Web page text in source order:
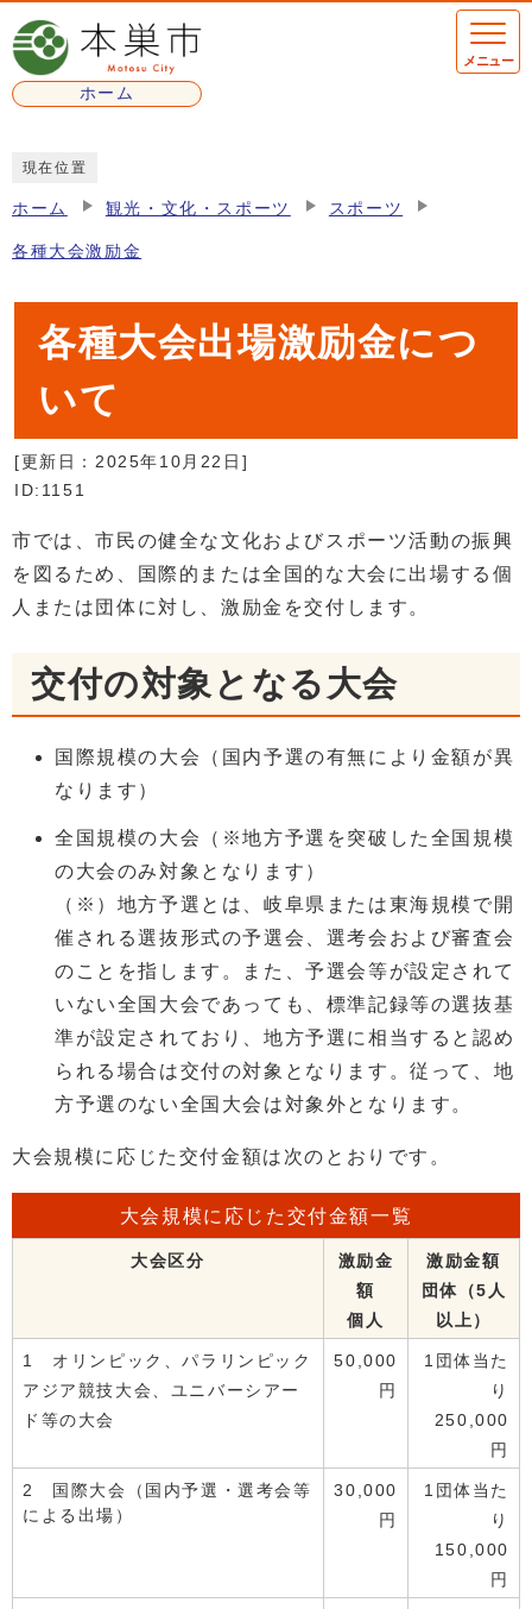
ページの先頭です
ホーム
メニュー
現在位置
ホーム 観光・文化・スポーツ スポーツ
各種大会激励金
各種大会出場激励金につ
いて
[更新日： 2025年10月22日 ]
ID:1151
市では、市民の健全な文化およびスポーツ活動の振興
を図るため、国際的または全国的な大会に出場する個
人または団体に対し、激励金を交付します。
交付の対象となる大会
国際規模の大会（国内予選の有無により金額が異
なります）
全国規模の大会（※地方予選を突破した全国規模
の大会のみ対象となります）
（※）地方予選とは、岐阜県または東海規模で開
催される選抜形式の予選会、選考会および審査会
のことを指します。また、予選会等が設定されて
いない全国大会であっても、標準記録等の選抜基
準が設定されており、地方予選に相当すると認め
られる場合は交付の対象となります。従って、地
方予選のない全国大会は対象外となります。
大会規模に応じた交付金額は次のとおりです。
大会規模に応じた交付金額一覧
大会区分
激励金
額
個人
激励金額
団体（5人
以上）
1 オリンピック、パラリンピック
アジア競技大会、ユニバーシアー
ド等の大会
50,000
円
1団体当た
り
250,000
円
2 国際大会（国内予選・選考会等
による出場）
30,000
円
1団体当た
り
150,000
円